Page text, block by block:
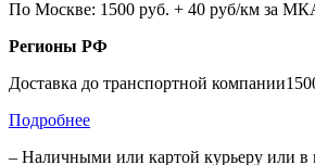
По Москве: 1500 руб. + 40 руб/км за
Регионы РФ
Доставка до транспортной
Подробнее
– Наличными или картой курьеру или в